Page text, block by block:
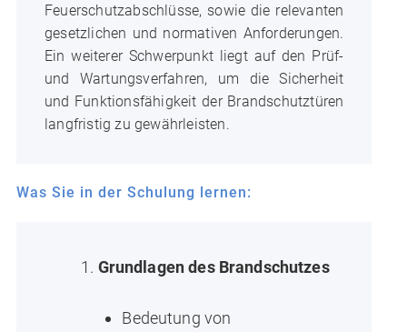
Feuerschutzabschlüsse, sowie die relevanten
gesetzlichen und normativen Anforderungen.
Ein weiterer Schwerpunkt liegt auf den Prüf-
und Wartungsverfahren, um die Sicherheit
und Funktionsfähigkeit der Brandschutztüren
langfristig zu gewährleisten.
Was Sie in der Schulung lernen:
Grundlagen des Brandschutzes
Bedeutung von